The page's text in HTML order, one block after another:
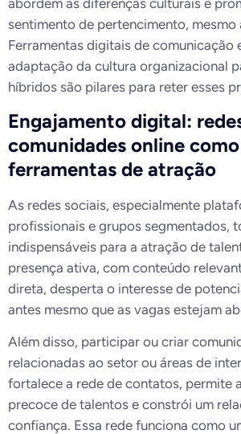
abordem as diferenças culturais e
sentimento de pertencimento, mesmo
Ferramentas digitais de comunicação
adaptação da cultura organizacional
híbridos são pilares para reter esses
Engajamento digital:
comunidades online como
ferramentas de atração
As redes sociais, especialmente
profissionais e grupos segmentados,
indispensáveis para a atração de
presença ativa, com conteúdo
direta, desperta o interesse de
antes mesmo que as vagas estejam
Além disso, participar ou criar
relacionadas ao setor ou áreas de
fortalece a rede de contatos, permite
precoce de talentos e constrói um
confiança. Essa rede funciona como